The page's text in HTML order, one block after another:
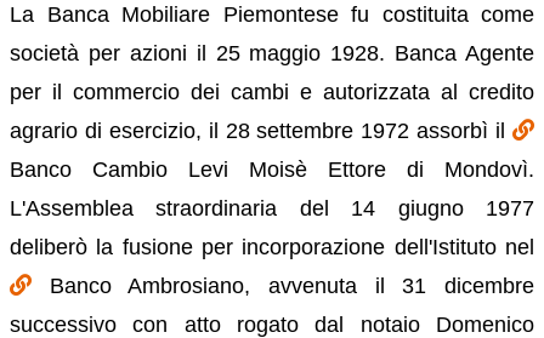
La Banca Mobiliare Piemontese fu costituita come
società per azioni il 25 maggio 1928. Banca Agente
per il commercio dei cambi e autorizzata al credito
agrario di esercizio, il 28 settembre 1972 assorbì il
Banco Cambio Levi Moisè Ettore di Mondovì.
L'Assemblea straordinaria del 14 giugno 1977
deliberò la fusione per incorporazione dell'Istituto nel
Banco Ambrosiano, avvenuta il 31 dicembre
successivo con atto rogato dal notaio Domenico